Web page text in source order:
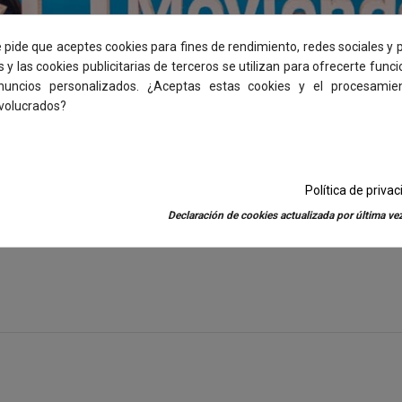
"Personas que mejoran empresas". Se trata de una
compromiso, implicación y actitud colaborativa, contribuyen
adhesión y el sentimiento de pertenencia en sus compañías.
accésit. La entrega de premios estuvo presidida por
el elemento diferenciador, por tanto, este reconocimiento
es nuestra inspiración para seguir formando parte de un
que aceptes cookies para fines de rendimiento, redes sociales y
y las cookies publicitarias de terceros se utilizan para ofrecerte
personalizados. ¿Aceptas estas cookies y el
Política de
Declaración de cookies actualizada por última